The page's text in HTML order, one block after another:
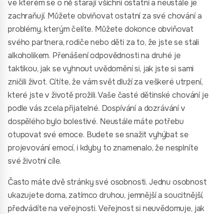
ve kterém se o ně starají všichni ostatní a neustále je
zachraňují. Můžete obviňovat ostatní za své chování a
problémy, kterým čelíte. Můžete dokonce obviňovat
svého partnera, rodiče nebo děti za to, že jste se stali
alkoholikem. Přenášení odpovědnosti na druhé je
taktikou, jak se vyhnout uvědomění si, jak jste si sami
zničili život. Cítíte, že vám svět dluží za veškeré utrpení,
které jste v životě prožili. Vaše časté dětinské chování je
podle vás zcela přijatelné. Dospívání a dozrávání v
dospělého bylo bolestivé. Neustále máte potřebu
otupovat své emoce. Budete se snažit vyhýbat se
projevování emocí, i kdyby to znamenalo, že nesplníte
své životní cíle.
Často máte dvě stránky své osobnosti. Jednu osobnost
ukazujete doma, zatímco druhou, jemnější a soucitnější,
předvádíte na veřejnosti. Veřejnost si neuvědomuje, jak